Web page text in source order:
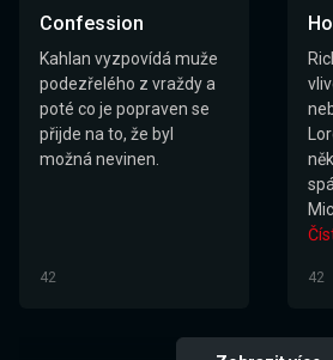
Confession
Kahlan vyzpovídá muže
podezřelého z vraždy a
poté co je popraven se
přijde na to, že byl
možná nevinen.
42 42